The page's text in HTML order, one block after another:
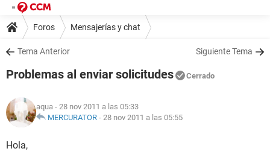
Foros Mensajerías y chat
Tema Anterior Siguiente Tema
Problemas al enviar solicitudes Cerrado
aqua - 28 nov 2011 a las 05:33
MERCURATOR - 28 nov 2011 a las 05:55
Hola,